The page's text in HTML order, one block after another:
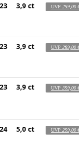
23 3,9 ct UVP 259,00
23 3,9 ct UVP 289,00
23 3,9 ct UVP 399,00
24 5,0 ct UVP 299,00